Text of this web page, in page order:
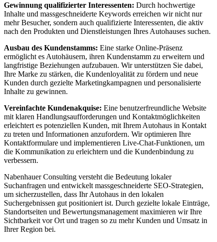
Gewinnung qualifizierter Interessenten: Durch hochwertige
Inhalte und massgeschneiderte Keywords erreichen wir nicht nur
mehr Besucher, sondern auch qualifizierte Interessenten, die aktiv
nach den Produkten und Dienstleistungen Ihres Autohauses suchen.
Ausbau des Kundenstamms: Eine starke Online-Präsenz
ermöglicht es Autohäusern, ihren Kundenstamm zu erweitern und
langfristige Beziehungen aufzubauen. Wir unterstützen Sie dabei,
Ihre Marke zu stärken, die Kundenloyalität zu fördern und neue
Kunden durch gezielte Marketingkampagnen und personalisierte
Inhalte zu gewinnen.
Vereinfachte Kundenakquise: Eine benutzerfreundliche Website
mit klaren Handlungsaufforderungen und Kontaktmöglichkeiten
erleichtert es potenziellen Kunden, mit Ihrem Autohaus in Kontakt
zu treten und Informationen anzufordern. Wir optimieren Ihre
Kontaktformulare und implementieren Live-Chat-Funktionen, um
die Kommunikation zu erleichtern und die Kundenbindung zu
verbessern.
Nabenhauer Consulting versteht die Bedeutung lokaler
Suchanfragen und entwickelt massgeschneiderte SEO-Strategien,
um sicherzustellen, dass Ihr Autohaus in den lokalen
Suchergebnissen gut positioniert ist. Durch gezielte lokale Einträge,
Standortseiten und Bewertungsmanagement maximieren wir Ihre
Sichtbarkeit vor Ort und tragen so zu mehr Kunden und Umsatz in
Ihrer Region bei.